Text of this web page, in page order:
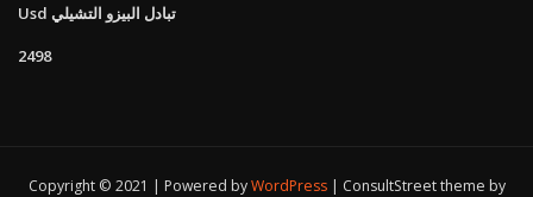
Usd تبادل البيزو التشيلي
2498
Copyright © 2021 | Powered byWordPress ConsultStreet theme by